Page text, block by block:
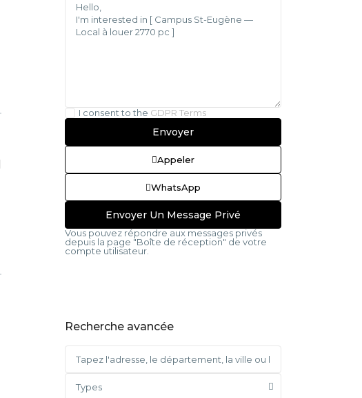
I consent to the GDPR Terms
Appeler
WhatsApp
Vous pouvez répondre aux messages privés
depuis la page "Boîte de réception" de votre
compte utilisateur.
Recherche avancée
Types